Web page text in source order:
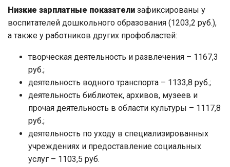
Низкие зарплатные показатели зафиксированы у
воспитателей дошкольного образования (1203,2 руб.),
а также у работников других профобластей:
творческая деятельность и развлечения – 1167,3
руб.;
деятельность водного транспорта – 1133,8 руб.;
деятельность библиотек, архивов, музеев и
прочая деятельность в области культуры – 1117,8
руб.;
деятельность по уходу в специализированных
учреждениях и предоставление социальных
услуг – 1103,5 руб.